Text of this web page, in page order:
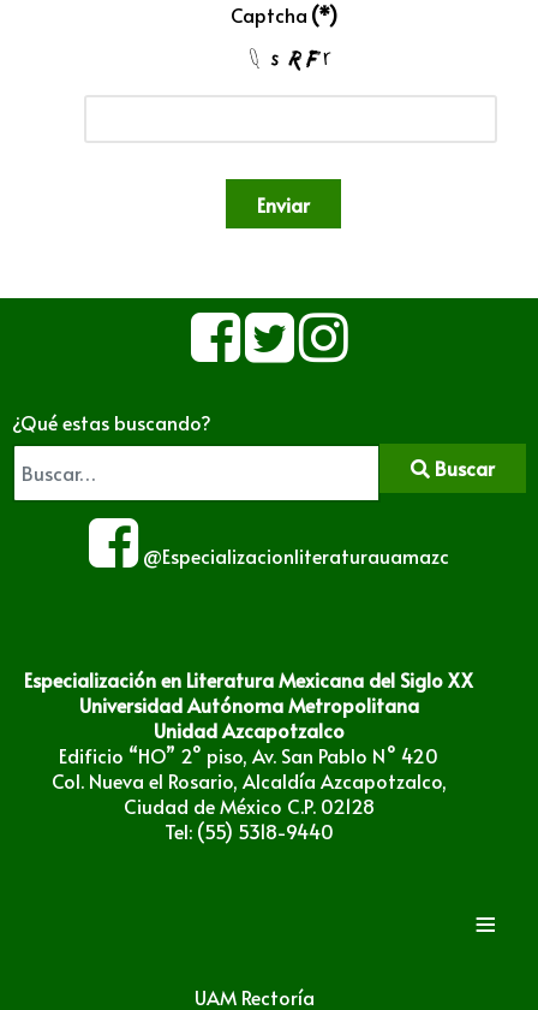
Captcha (*)
Enviar
¿Qué estas buscando?
Buscar
@Especializacionliteraturauamazc
Especialización en Literatura Mexicana del Siglo XX
Universidad Autónoma Metropolitana
Unidad Azcapotzalco
Edificio “HO” 2° piso, Av. San Pablo N° 420
Col. Nueva el Rosario, Alcaldía Azcapotzalco,
Ciudad de México C.P. 02128
Tel: (55) 5318-9440
≡
UAM Rectoría